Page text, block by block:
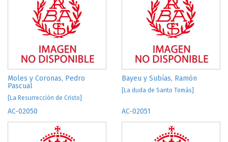
Moles y Coronas, Pedro
Pascual
[La Resurrección de Cristo]
Bayeu y Subías, Ramón
[La duda de Santo Tomás]
AC-02050 AC-02051